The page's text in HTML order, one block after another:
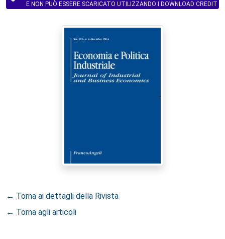
E NON PUÒ ESSERE SCARICATO UTILIZZANDO I DOWNLOAD CREDIT
← Torna ai dettagli della Rivista
← Torna agli articoli